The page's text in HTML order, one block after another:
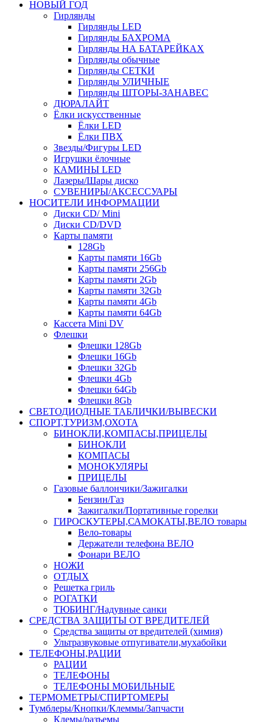
НОВЫЙ ГОД
Гирлянды
Гирлянды LED
Гирлянды БАХРОМА
Гирлянды НА БАТАРЕЙКАХ
Гирлянды обычные
Гирлянды СЕТКИ
Гирлянды УЛИЧНЫЕ
Гирлянды ШТОРЫ-ЗАНАВЕС
ДЮРАЛАЙТ
Ёлки искусственные
Ёлки LED
Ёлки ПВХ
Звезды/Фигуры LED
Игрушки ёлочные
КАМИНЫ LED
Лазеры/Шары диско
СУВЕНИРЫ/АКСЕССУАРЫ
НОСИТЕЛИ ИНФОРМАЦИИ
Диски CD/ Mini
Диски CD/DVD
Карты памяти
128Gb
Карты памяти 16Gb
Карты памяти 256Gb
Карты памяти 2Gb
Карты памяти 32Gb
Карты памяти 4Gb
Карты памяти 64Gb
Кассета Mini DV
Флешки
Флешки 128Gb
Флешки 16Gb
Флешки 32Gb
Флешки 4Gb
Флешки 64Gb
Флешки 8Gb
СВЕТОДИОДНЫЕ ТАБЛИЧКИ/ВЫВЕСКИ
СПОРТ,ТУРИЗМ,ОХОТА
БИНОКЛИ,КОМПАСЫ,ПРИЦЕЛЫ
БИНОКЛИ
КОМПАСЫ
МОНОКУЛЯРЫ
ПРИЦЕЛЫ
Газовые баллончики/Зажигалки
Бензин/Газ
Зажигалки/Портативные горелки
ГИРОСКУТЕРЫ,САМОКАТЫ,ВЕЛО товары
Вело-товары
Держатели телефона ВЕЛО
Фонари ВЕЛО
НОЖИ
ОТДЫХ
Решетка гриль
РОГАТКИ
ТЮБИНГ/Надувные санки
СРЕДСТВА ЗАЩИТЫ ОТ ВРЕДИТЕЛЕЙ
Средства защиты от вредителей (химия)
Ультразвуковые отпугиватели,мухабойки
ТЕЛЕФОНЫ,РАЦИИ
РАЦИИ
ТЕЛЕФОНЫ
ТЕЛЕФОНЫ МОБИЛЬНЫЕ
ТЕРМОМЕТРЫ/СПИРТОМЕРЫ
Тумблеры/Кнопки/Клеммы/Запчасти
Клемы/разъемы